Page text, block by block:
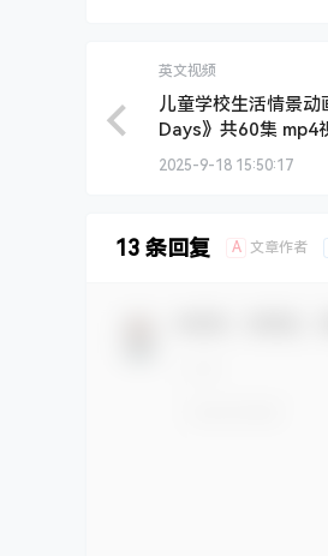
英文视频
儿童学校生活情景
Days》共60集 mp4
2025-9-18 15:50:17
13 条回复 A 文章作者